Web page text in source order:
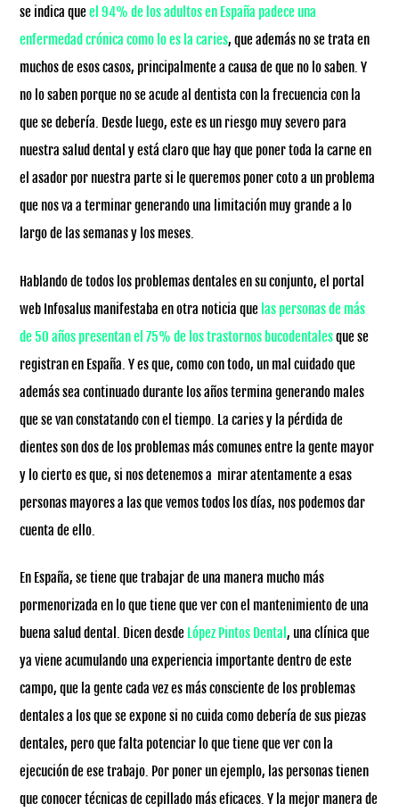
se indica queel 94% de los adultos en España padece una
enfermedad crónica como lo es la caries, que además no se trata en
muchos de esos casos, principalmente a causa de que no lo saben. Y
no lo saben porque no se acude al dentista con la frecuencia con la
que se debería. Desde luego, este es un riesgo muy severo para
nuestra salud dental y está claro que hay que poner toda la carne en
el asador por nuestra parte si le queremos poner coto a un problema
que nos va a terminar generando una limitación muy grande a lo
largo de las semanas y los meses.
Hablando de todos los problemas dentales en su conjunto, el portal
web Infosalus manifestaba en otra noticia que las personas de más
de 50 años presentan el 75% de los trastornos bucodentalesque se
registran en España. Y es que, como con todo, un mal cuidado que
además sea continuado durante los años termina generando males
que se van constatando con el tiempo. La caries y la pérdida de
dientes son dos de los problemas más comunes entre la gente mayor
y lo cierto es que, si nos detenemos a mirar atentamente a esas
personas mayores a las que vemos todos los días, nos podemos dar
cuenta de ello.
En España, se tiene que trabajar de una manera mucho más
pormenorizada en lo que tiene que ver con el mantenimiento de una
buena salud dental. Dicen desde López Pintos Dental, una clínica que
ya viene acumulando una experiencia importante dentro de este
campo, que la gente cada vez es más consciente de los problemas
dentales a los que se expone si no cuida como debería de sus piezas
dentales, pero que falta potenciar lo que tiene que ver con la
ejecución de ese trabajo. Por poner un ejemplo, las personas tienen
que conocer técnicas de cepillado más eficaces. Y la mejor manera de